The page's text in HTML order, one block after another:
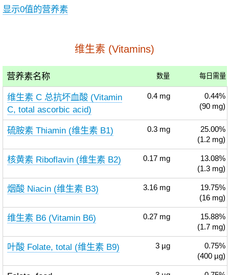
显示0值的营养素
维生素 (Vitamins)
营养素名称 数量 每日需量
维生素 C 总抗坏血酸 (Vitamin
C, total ascorbic acid)
0.4 mg
0.44%
(90 mg)
硫胺素 Thiamin (维生素 B1) 0.3 mg
25.00%
(1.2 mg)
核黄素 Riboflavin (维生素 B2) 0.17 mg
13.08%
(1.3 mg)
烟酸 Niacin (维生素 B3) 3.16 mg
19.75%
(16 mg)
维生素 B6 (Vitamin B6) 0.27 mg
15.88%
(1.7 mg)
叶酸 Folate, total (维生素 B9) 3 µg
0.75%
(400 µg)